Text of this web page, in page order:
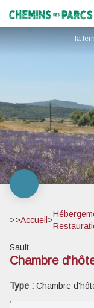
Chemins des Parcs
la
>>Accueil >
Sault
Chambre
Type : Chambre